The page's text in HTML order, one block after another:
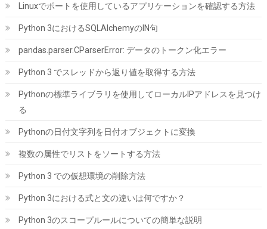
スプリッター付き120mm PWMファン 600-3000 RPM、0 RPM
( 544588) GBP 4.57 (2026-08-08 04:05 GMT +09:00 時点 -
ちら)
SP Silicon Power シリコンパワー SSD 512GB 3D NAND採用
SATA3 6Gb/s 2.5インチ 7mm PS4動作確認済 3年保証 A55シリー
Linuxでポートを使用しているアプリケーションを確認する方法
Python 3におけるSQLAlchemyのIN句
pandas.parser.CParserError: データのトークン化エラー
Python 3 でスレッドから返り値を取得する方法
Pythonの標準ライブラリを使用してローカルIPアドレスを見つけ
る
Pythonの日付文字列を日付オブジェクトに変換
複数の属性でリストをソートする方法
Python 3 での仮想環境の削除方法
Python 3における式と文の違いは何ですか？
Python 3のスコープルールについての簡単な説明